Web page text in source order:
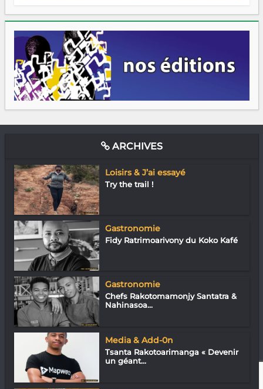
ARCHIVES
Loisirs & J’ai essayé
Try the trail !
Gastronomie
Fidy Ratrimoarivony du Koko Kafé
Gastronomie
Chefs Rakotomamonjy Santatra &
Nahinasoa...
Media & Add-0n
Tsanta Rakotoarimanga « Devenir
un géant...